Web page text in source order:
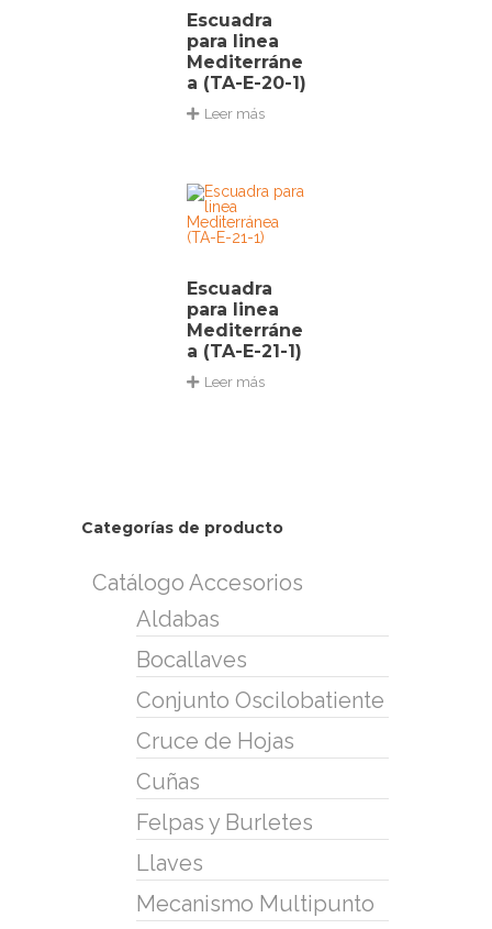
Escuadra
para linea
Mediterráne
a (TA-E-20-1)
Leer más
Escuadra
para linea
Mediterráne
a (TA-E-21-1)
Leer más
Categorías de producto
Catálogo Accesorios
Aldabas
Bocallaves
Conjunto Oscilobatiente
Cruce de Hojas
Cuñas
Felpas y Burletes
Llaves
Mecanismo Multipunto